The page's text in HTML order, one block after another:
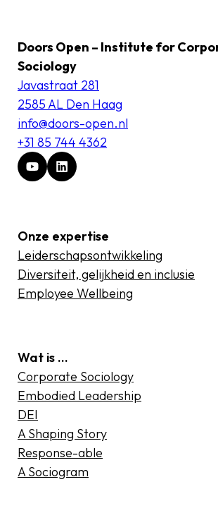
Doors Open – Institute for
Sociology
Javastraat 281
2585 AL Den Haag
info@doors-open.nl
+31 85 744 4362
Onze expertise
Leiderschapsontwikkeling
Diversiteit, gelijkheid en inclusie
Employee Wellbeing
Wat is …
Corporate Sociology
Embodied Leadership
DEI
A Shaping Story
Response-able
A Sociogram